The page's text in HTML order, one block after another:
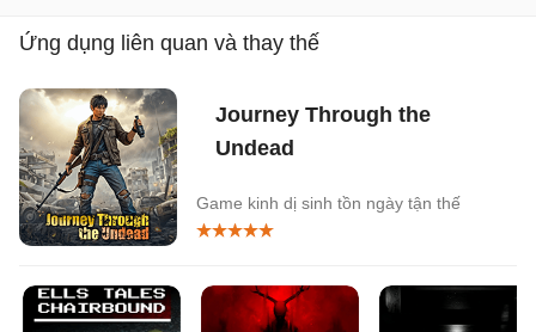
Ứng dụng liên quan và thay thế
Journey Through the
Undead
Game kinh dị sinh tồn ngày tận thế